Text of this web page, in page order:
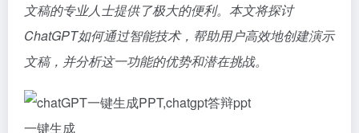
文稿的专业人士提供了极大的便利。本文将探讨
ChatGPT如何通过智能技术，帮助用户高效地创建演示
文稿，并分析这一功能的优势和潜在挑战。